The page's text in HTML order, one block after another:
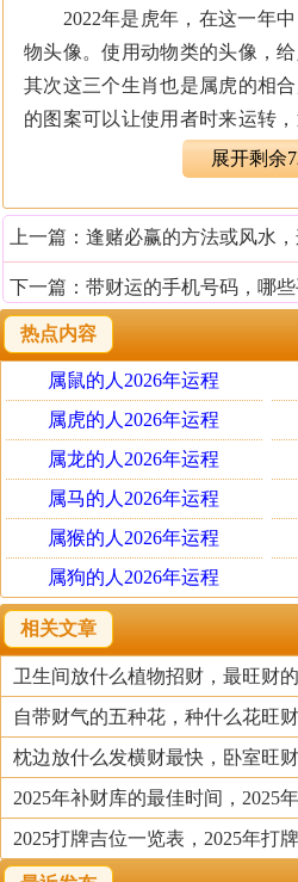
2022年是虎年，在这一年中
物头像。使用动物类的头像，
其次这三个生肖也是属虎的相
的图案可以让使用者时来运转
像看起来奔腾热情，狗的头像
财神爷头像
财神爷的头像看起来红红火
转。对于做生意或者对财富有
2022年中使用这样的头像是很
之路更加顺遂，在无形之中增
花卉头像
无论在什么时候，花卉的头
型的头像，看起来充满了自然
一瞬间，就感觉到十分清新。
好运，能够时来运转。因此，
信头像，不仅生意盎然，更是能
老虎头像
2022年是虎年，在这一年之
起来非常符合事宜。而且老虎
觉，使用这样的头像，代表着
龙腾虎跃，生活也将迎来兴旺的
展开剩余
上一篇： 逢赌必赢的方法或风水
下一篇： 带财运的手机号码，哪
热点内容
属鼠的人2026年运程
属虎的人2026年运程
属龙的人2026年运程
属马的人2026年运程
属猴的人2026年运程
属狗的人2026年运程
相关文章
卫生间放什么植物招财，最旺财
自带财气的五种花，种什么花旺财
枕边放什么发横财最快，卧室旺
2025年补财库的最佳时间，2025
2025打牌吉位一览表，2025年打